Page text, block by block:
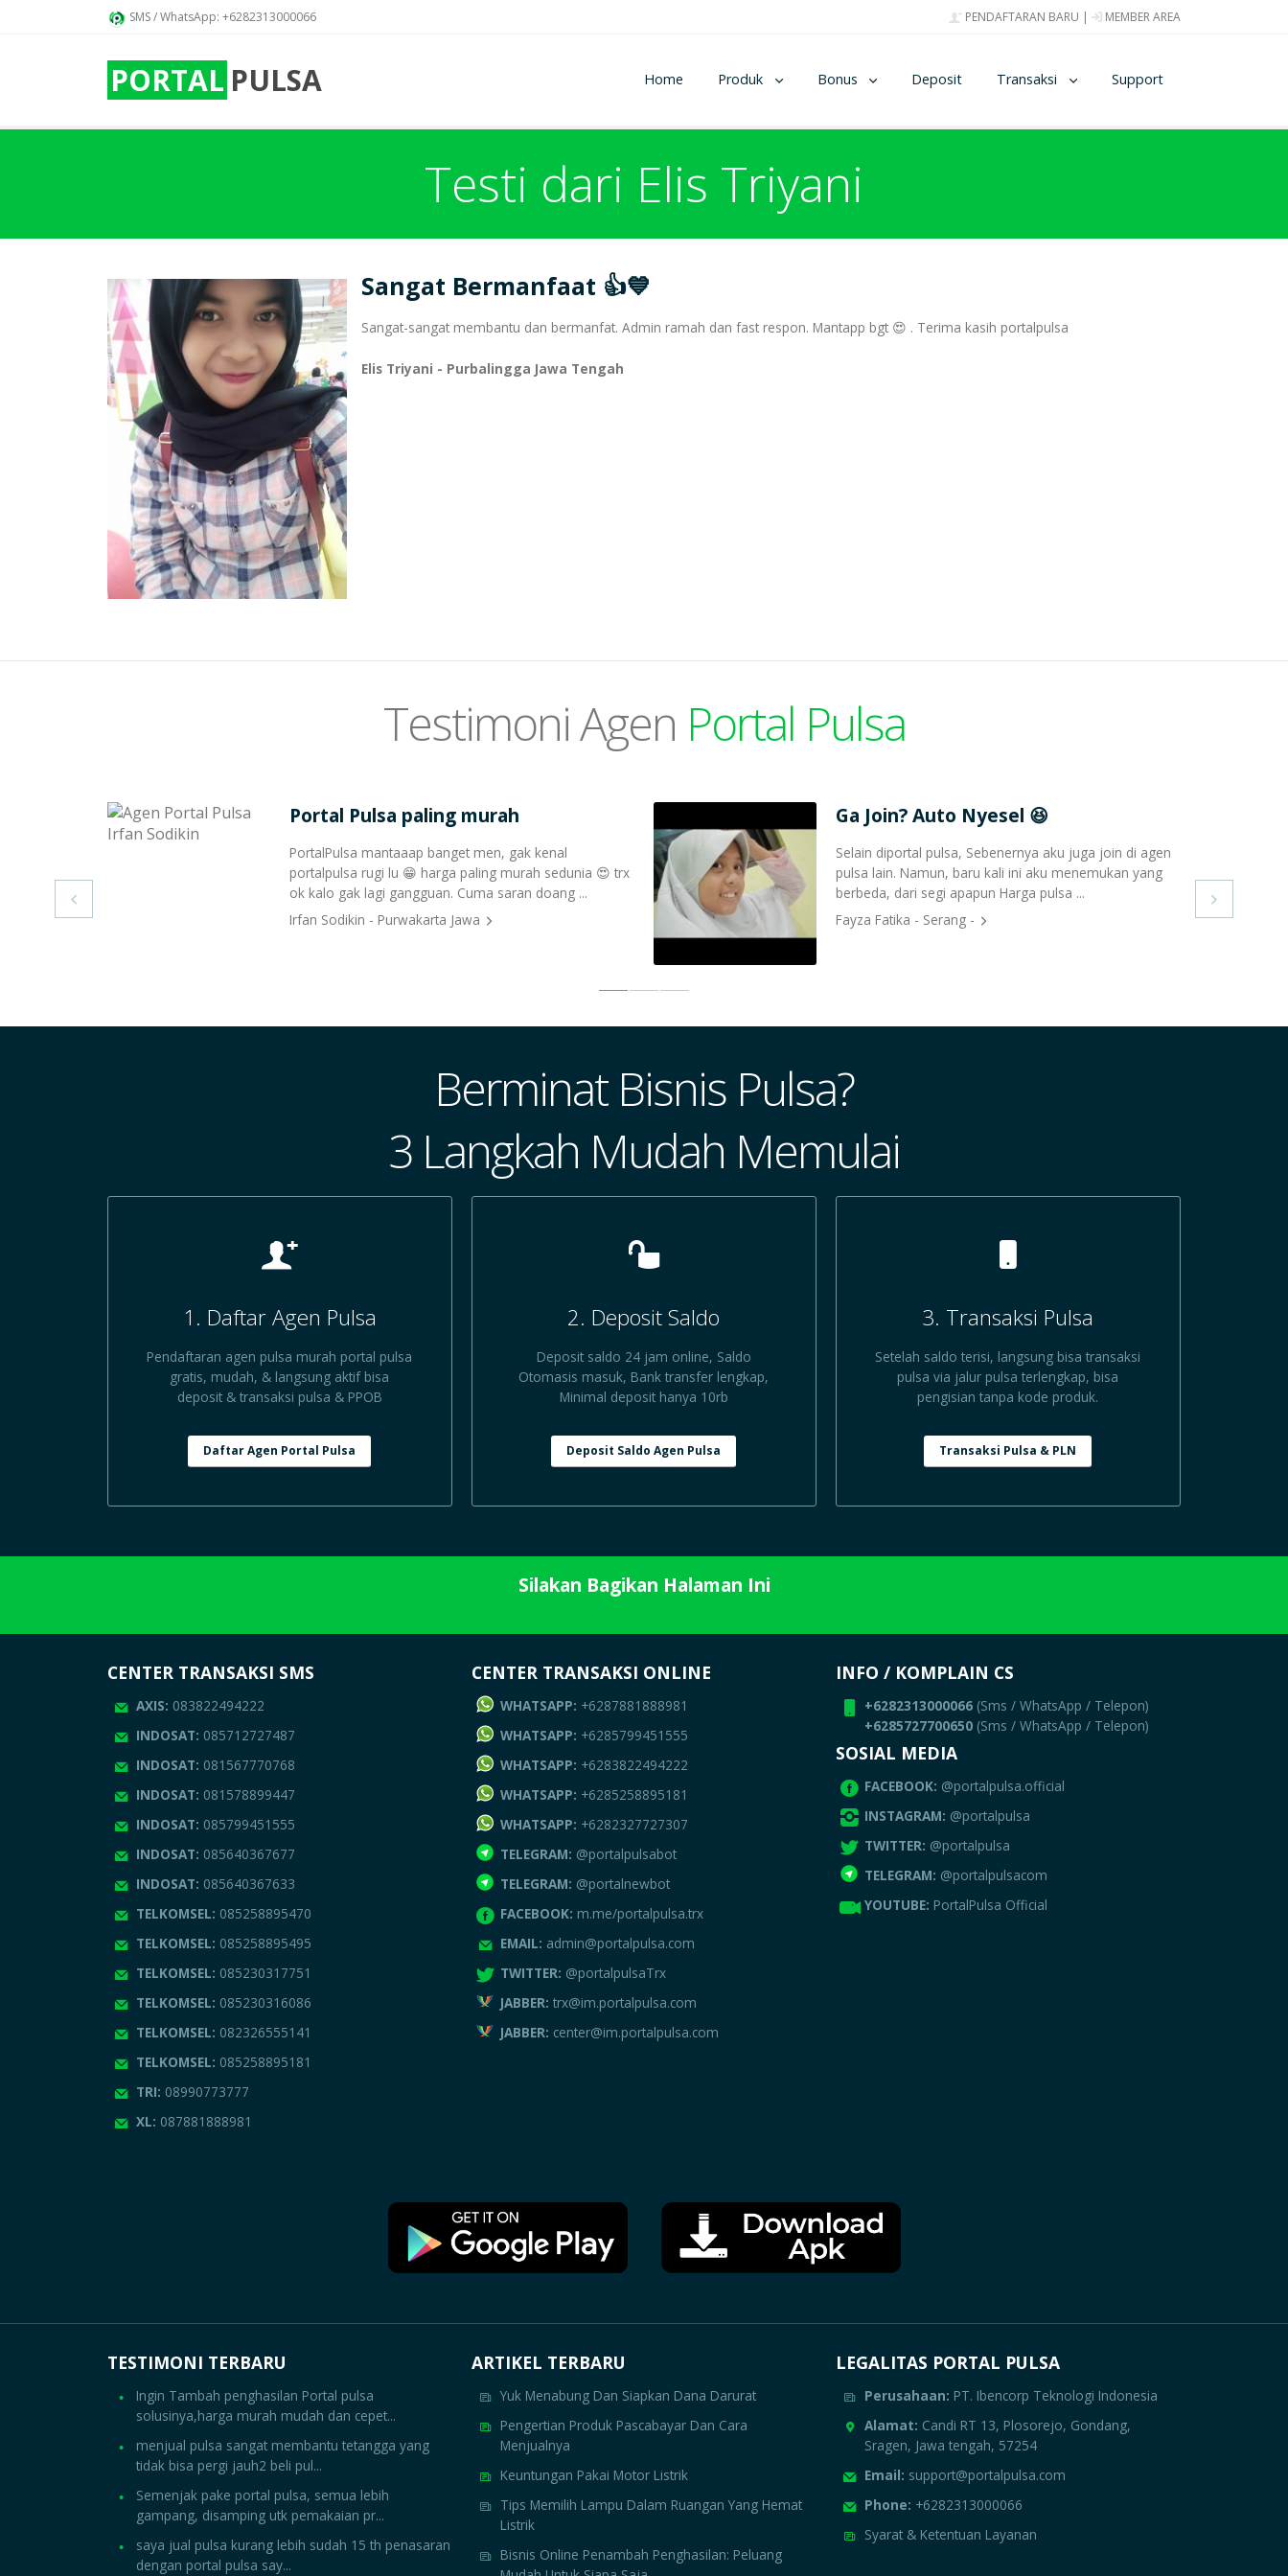
SMS / WhatsApp: +6282313000066 PENDAFTARAN BARU | MEMBER AREA
PORTAL PULSA Home Produk Bonus Deposit Transaksi Support
Testi dari Elis Triyani
Sangat Bermanfaat 👍💙
Sangat-sangat membantu dan bermanfat. Admin ramah dan fast respon. Mantapp bgt 😍 . Terima kasih portalpulsa
Elis Triyani - Purbalingga Jawa Tengah
Testimoni Agen Portal Pulsa
Portal Pulsa paling murah
PortalPulsa mantaaap banget men, gak kenal
portalpulsa rugi lu 😁 harga paling murah sedunia 😍 trx
ok kalo gak lagi gangguan. Cuma saran doang ...
Irfan Sodikin - Purwakarta Jawa
Ga Join? Auto Nyesel 😆
Selain diportal pulsa, Sebenernya aku juga join di agen
pulsa lain. Namun, baru kali ini aku menemukan yang
berbeda, dari segi apapun Harga pulsa ...
Fayza Fatika - Serang -
 
Berminat Bisnis Pulsa?
3 Langkah Mudah Memulai
1. Daftar Agen Pulsa
Pendaftaran agen pulsa murah portal pulsa
gratis, mudah, & langsung aktif bisa
deposit & transaksi pulsa & PPOB
Daftar Agen Portal Pulsa
2. Deposit Saldo
Deposit saldo 24 jam online, Saldo
Otomasis masuk, Bank transfer lengkap,
Minimal deposit hanya 10rb
Deposit Saldo Agen Pulsa
3. Transaksi Pulsa
Setelah saldo terisi, langsung bisa transaksi
pulsa via jalur pulsa terlengkap, bisa
pengisian tanpa kode produk.
Transaksi Pulsa & PLN
Silakan Bagikan Halaman Ini
CENTER TRANSAKSI SMS
AXIS: 083822494222
INDOSAT: 085712727487
INDOSAT: 081567770768
INDOSAT: 081578899447
INDOSAT: 085799451555
INDOSAT: 085640367677
INDOSAT: 085640367633
TELKOMSEL: 085258895470
TELKOMSEL: 085258895495
TELKOMSEL: 085230317751
TELKOMSEL: 085230316086
TELKOMSEL: 082326555141
TELKOMSEL: 085258895181
TRI: 08990773777
XL: 087881888981
CENTER TRANSAKSI ONLINE
WHATSAPP: +6287881888981
WHATSAPP: +6285799451555
WHATSAPP: +6283822494222
WHATSAPP: +6285258895181
WHATSAPP: +6282327727307
TELEGRAM: @portalpulsabot
TELEGRAM: @portalnewbot
FACEBOOK: m.me/portalpulsa.trx
EMAIL: admin@portalpulsa.com
TWITTER: @portalpulsaTrx
JABBER: trx@im.portalpulsa.com
JABBER: center@im.portalpulsa.com
INFO / KOMPLAIN CS
+6282313000066(Sms / WhatsApp / Telepon)
+6285727700650(Sms / WhatsApp / Telepon)
SOSIAL MEDIA
FACEBOOK: @portalpulsa.official
INSTAGRAM: @portalpulsa
TWITTER: @portalpulsa
TELEGRAM: @portalpulsacom
YOUTUBE: PortalPulsa Official
TESTIMONI TERBARU
Ingin Tambah penghasilan Portal pulsa
solusinya,harga murah mudah dan cepet...
menjual pulsa sangat membantu tetangga yang
tidak bisa pergi jauh2 beli pul...
Semenjak pake portal pulsa, semua lebih
gampang, disamping utk pemakaian pr...
saya jual pulsa kurang lebih sudah 15 th penasaran
dengan portal pulsa say...
ARTIKEL TERBARU
Yuk Menabung Dan Siapkan Dana Darurat
Pengertian Produk Pascabayar Dan Cara
Menjualnya
Keuntungan Pakai Motor Listrik
Tips Memilih Lampu Dalam Ruangan Yang Hemat
Listrik
Bisnis Online Penambah Penghasilan: Peluang
LEGALITAS PORTAL PULSA
Perusahaan: PT. Ibencorp Teknologi Indonesia
Alamat: Candi RT 13, Plosorejo, Gondang,
Sragen, Jawa tengah, 57254
Email: support@portalpulsa.com
Phone: +6282313000066
Syarat & Ketentuan Layanan